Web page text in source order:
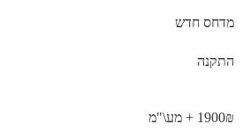
מדחס חדש
התקנה
1900₪ + מע\"מ